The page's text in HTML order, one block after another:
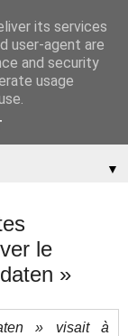
▼
le
»
» visait à
its services
user-agent are
and security
usage